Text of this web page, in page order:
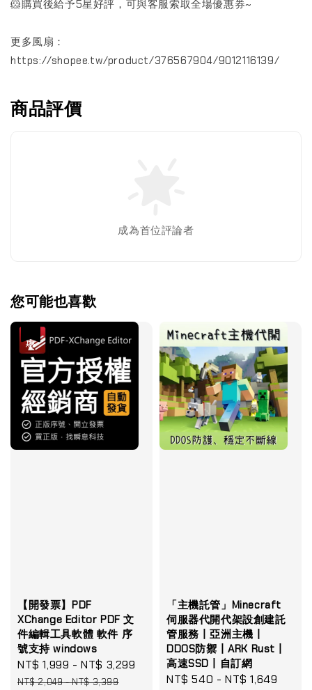
🐹購買後給予5星好評，可與客服索取全場優惠券~
更多風扇：
https://shopee.tw/product/376567904/9012116139/
商品評價
成為首位評論者
您可能也喜歡
【開發票】PDF
XChange Editor PDF 文
件編輯工具軟體 軟件 序
號支持 windows
Sale
price
NT$ 1,999 -NT$ 3,299
Regular
price
NT$ 2,049-NT$ 3,399
「主機託管」Minecraft
伺服器代開代架設創建託
管服務丨亞洲主機丨
DDOS防禦丨ARK Rust丨
高速SSD丨自訂網
Regular
NT$ 540 -NT$ 1,649